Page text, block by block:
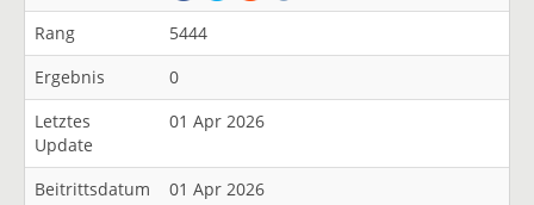
Rang
5444
Ergebnis
0
Letztes
Update
01 Apr 2026
Beitrittsdatum 01 Apr 2026